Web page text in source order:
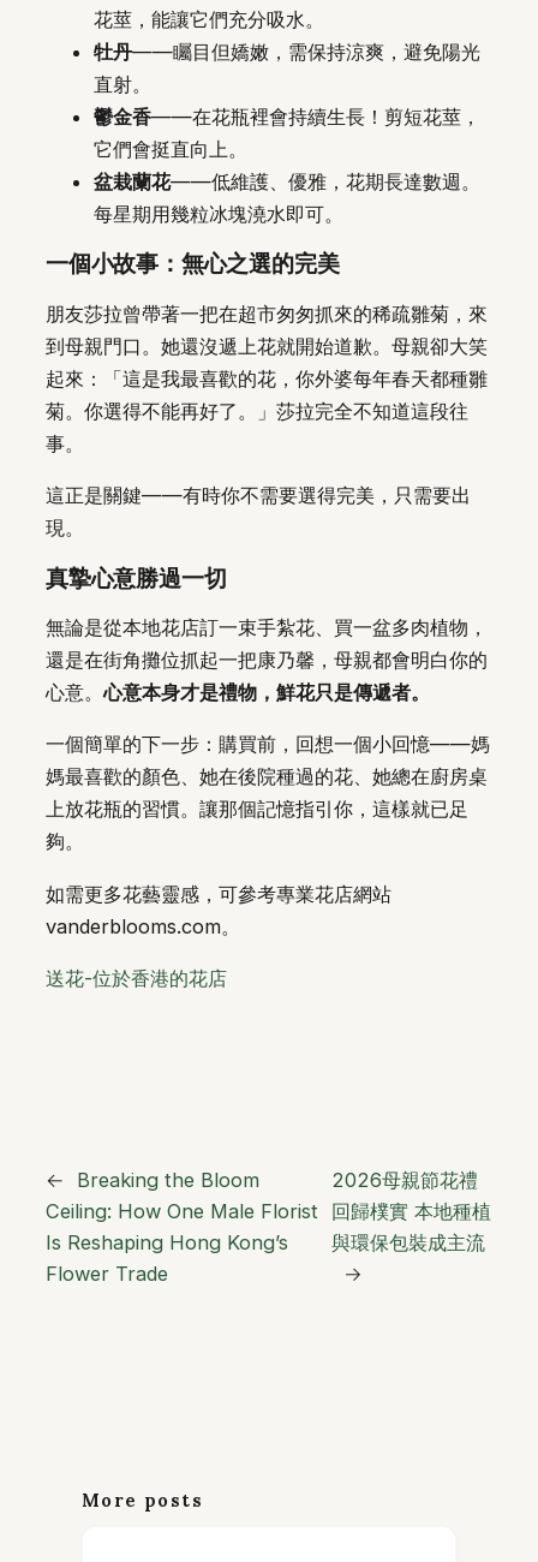
花莖，能讓它們充分吸水。
牡丹——矚目但嬌嫩，需保持涼爽，避免陽光
直射。
鬱金香——在花瓶裡會持續生長！剪短花莖，
它們會挺直向上。
盆栽蘭花——低維護、優雅，花期長達數週。
每星期用幾粒冰塊澆水即可。
一個小故事：無心之選的完美
朋友莎拉曾帶著一把在超市匆匆抓來的稀疏雛菊，來
到母親門口。她還沒遞上花就開始道歉。母親卻大笑
起來：「這是我最喜歡的花，你外婆每年春天都種雛
菊。你選得不能再好了。」莎拉完全不知道這段往
事。
這正是關鍵——有時你不需要選得完美，只需要出
現。
真摯心意勝過一切
無論是從本地花店訂一束手紮花、買一盆多肉植物，
還是在街角攤位抓起一把康乃馨，母親都會明白你的
心意。心意本身才是禮物，鮮花只是傳遞者。
一個簡單的下一步：購買前，回想一個小回憶——媽
媽最喜歡的顏色、她在後院種過的花、她總在廚房桌
上放花瓶的習慣。讓那個記憶指引你，這樣就已足
夠。
如需更多花藝靈感，可參考專業花店網站
vanderblooms.com。
送花-位於香港的花店
←
Breaking the Bloom
Ceiling: How One Male Florist
Is Reshaping Hong Kong’s
Flower Trade
2026母親節花禮
回歸樸實 本地種植
與環保包裝成主流
→
More posts